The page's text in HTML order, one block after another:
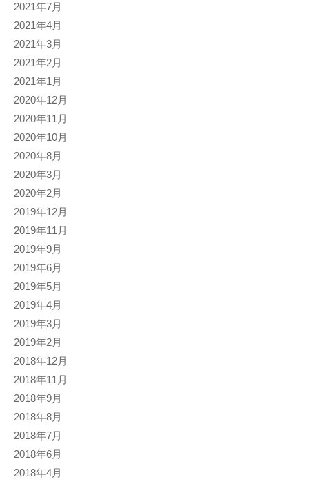
2021年7月
2021年4月
2021年3月
2021年2月
2021年1月
2020年12月
2020年11月
2020年10月
2020年8月
2020年3月
2020年2月
2019年12月
2019年11月
2019年9月
2019年6月
2019年5月
2019年4月
2019年3月
2019年2月
2018年12月
2018年11月
2018年9月
2018年8月
2018年7月
2018年6月
2018年4月